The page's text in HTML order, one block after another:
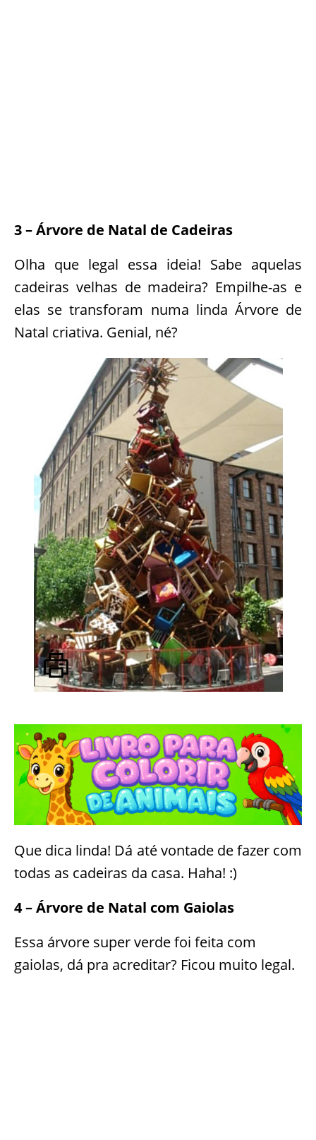
3 – Árvore de Natal de Cadeiras
Olha que legal essa ideia! Sabe aquelas
cadeiras velhas de madeira? Empilhe-as e
elas se transforam numa linda Árvore de
Natal criativa. Genial, né?
Que dica linda! Dá até vontade de fazer com
todas as cadeiras da casa. Haha! :)
4 – Árvore de Natal com Gaiolas
Essa árvore super verde foi feita com
gaiolas, dá pra acreditar? Ficou muito legal.